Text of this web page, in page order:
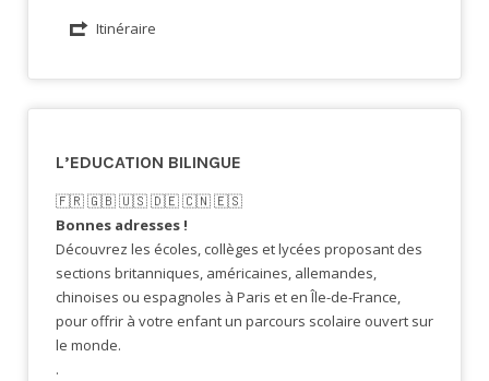
Itinéraire
L’EDUCATION BILINGUE
🇫🇷​ 🇬🇧​ 🇺🇸​ 🇩🇪 🇨🇳 🇪🇸​
Bonnes adresses !
Découvrez les écoles, collèges et lycées proposant des
sections britanniques, américaines, allemandes,
chinoises ou espagnoles à Paris et en Île-de-France,
pour offrir à votre enfant un parcours scolaire ouvert sur
le monde.
.